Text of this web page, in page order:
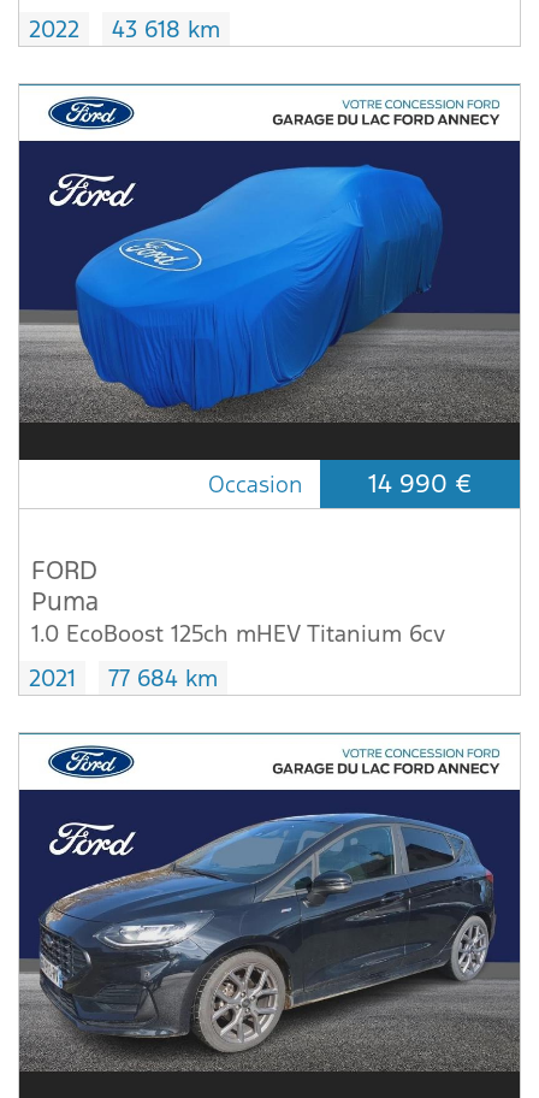
2022
43 618 km
Occasion 14 990 €
FORD
Puma
1.0 EcoBoost 125ch mHEV Titanium 6cv
2021
77 684 km